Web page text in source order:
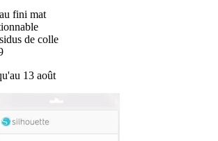
fini mat
de colle
13 août